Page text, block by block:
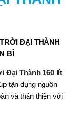
ĐẠI THÀNH
BỈ
Đại Thành 160 lít
tận dụng nguồn
và thân thiện với